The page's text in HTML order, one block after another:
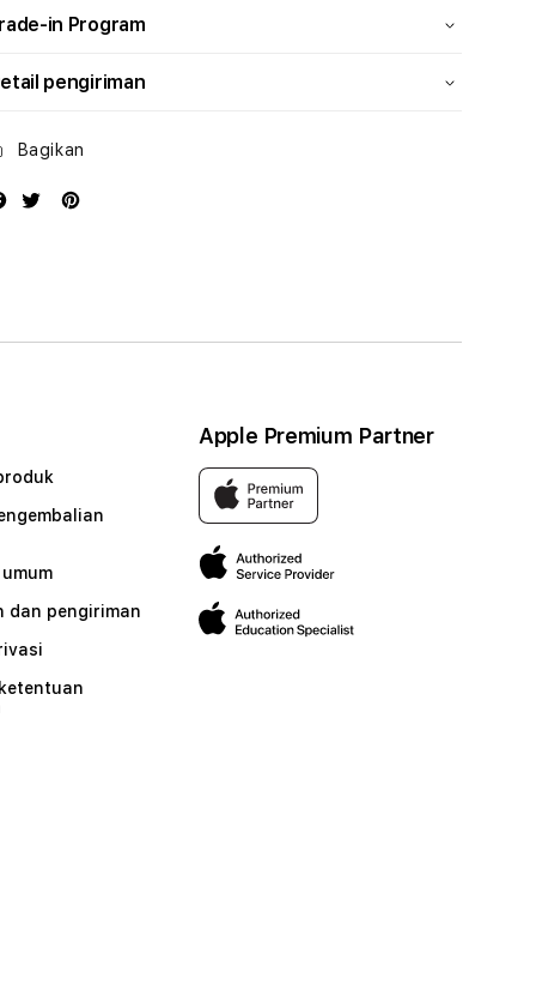
in Program
pengiriman
Bagikan
dan pengiriman
Apple Premium Partner